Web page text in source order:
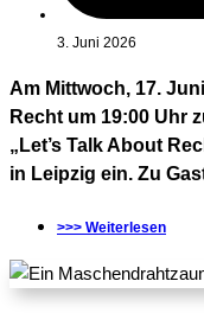
3. Juni 2026
Am Mittwoch, 17.
Recht um 19:00 Uhr
„Let’s Talk About
in Leipzig ein. Zu
>>> Weiterlesen